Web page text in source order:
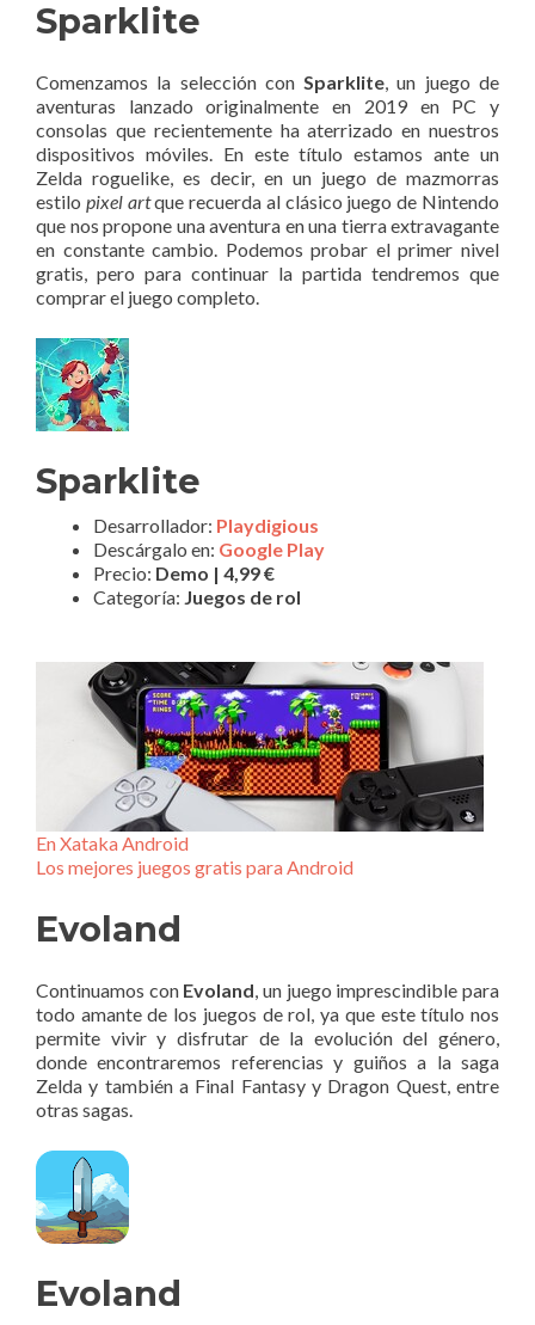
Sparklite
Comenzamos la selección conSparklite, un juego de
aventuras lanzado originalmente en 2019 en PC y
consolas que recientemente ha aterrizado en nuestros
dispositivos móviles. En este título estamos ante un
Zelda roguelike, es decir, en un juego de mazmorras
estilo pixel artque recuerda al clásico juego de Nintendo
que nos propone una aventura en una tierra extravagante
en constante cambio. Podemos probar el primer nivel
gratis, pero para continuar la partida tendremos que
comprar el juego completo.
Sparklite
Desarrollador: Playdigious
Descárgalo en: Google Play
Precio: Demo | 4,99 €
Categoría: Juegos de rol
En Xataka Android
Los mejores juegos gratis para Android
Evoland
Continuamos con Evoland, un juego imprescindible para
todo amante de los juegos de rol, ya que este título nos
permite vivir y disfrutar de la evolución del género,
donde encontraremos referencias y guiños a la saga
Zelda y también a Final Fantasy y Dragon Quest, entre
otras sagas.
Evoland